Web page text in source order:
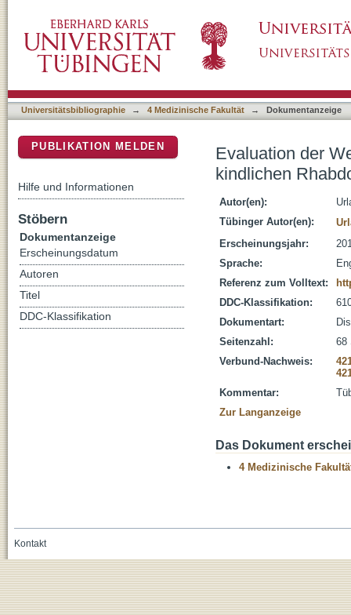
Universitätsbibliographie → 4 Medizinische Fakultät → Dokumentanzeige
Evaluation der
kindlichen
Autor(en):
Tübinger Autor(en):
Erscheinungsjahr:
Sprache:
Referenz zum Volltext:
DDC-Klassifikation:
Dokumentart:
Seitenzahl:
68
Verbund-Nachweis:
Kommentar:
Zur Langanzeige
Das Dokument
4 Medizinische
PUBLIKATION MELDEN
Hilfe und Informationen
Stöbern
Dokumentanzeige
Erscheinungsdatum
Autoren
Titel
DDC-Klassifikation
Kontakt